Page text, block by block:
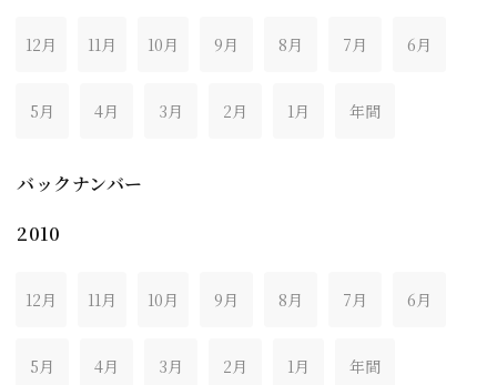
12月 11月 10月 9月 8月 7月 6月
5月 4月 3月 2月 1月 年間
バックナンバー
2010
12月 11月 10月 9月 8月 7月 6月
5月 4月 3月 2月 1月 年間